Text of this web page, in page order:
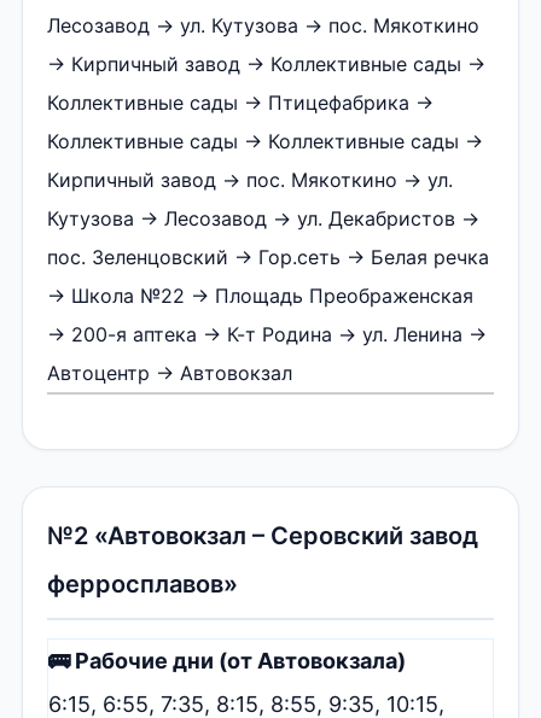
Лесозавод → ул. Кутузова → пос. Мякоткино
→ Кирпичный завод → Коллективные сады →
Коллективные сады → Птицефабрика →
Коллективные сады → Коллективные сады →
Кирпичный завод → пос. Мякоткино → ул.
Кутузова → Лесозавод → ул. Декабристов →
пос. Зеленцовский → Гор.сеть → Белая речка
→ Школа №22 → Площадь Преображенская
→ 200-я аптека → К-т Родина → ул. Ленина →
Автоцентр → Автовокзал
№2 «Автовокзал – Серовский завод
ферросплавов»
🚌 Рабочие дни (от Автовокзала)
6:15, 6:55, 7:35, 8:15, 8:55, 9:35, 10:15,